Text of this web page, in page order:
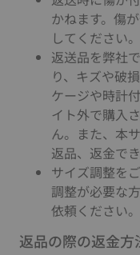
かねます。傷
してください。
返送品を弊社
り、キズや破
ケージや時計
イト外で購入
ん。また、本
返品、返金で
サイズ調整を
調整が必要な
依頼ください。
返品の際の返金方